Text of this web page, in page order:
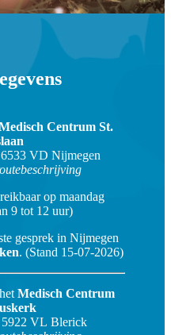
Centrum St.
6533 VD Nijmegen
op maandag
9 tot 12 uur)
gesprek in Nijmegen
. (Stand 15-07-2026)
Medisch Centrum
VL Blerick